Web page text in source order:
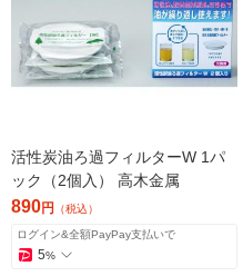
活性炭油ろ過フィルターW 1パ
ック（2個入） 高木金属
890円 （税込）
ログイン&全額PayPay支払いで
5%